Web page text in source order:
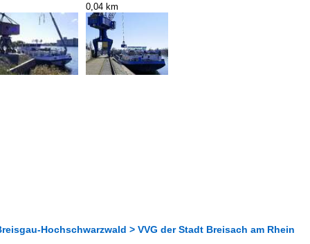
0,04 km
Hochschwarzwald > VVG der Stadt Breisach am Rhein